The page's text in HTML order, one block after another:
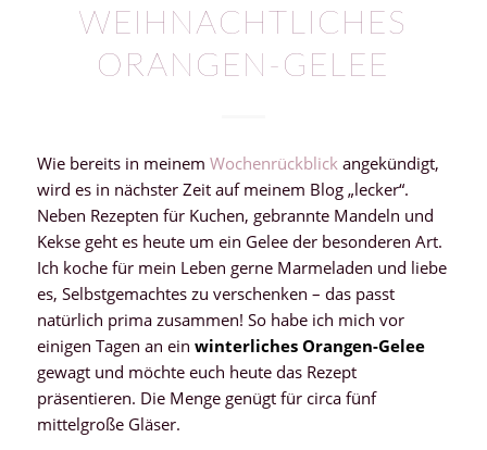
WEIHNACHTLICHES
ORANGEN-GELEE
Wie bereits in meinem Wochenrückblick angekündigt,
wird es in nächster Zeit auf meinem Blog „lecker“.
Neben Rezepten für Kuchen, gebrannte Mandeln und
Kekse geht es heute um ein Gelee der besonderen Art.
Ich koche für mein Leben gerne Marmeladen und liebe
es, Selbstgemachtes zu verschenken – das passt
natürlich prima zusammen! So habe ich mich vor
einigen Tagen an ein winterliches Orangen-Gelee
gewagt und möchte euch heute das Rezept
präsentieren. Die Menge genügt für circa fünf
mittelgroße Gläser.